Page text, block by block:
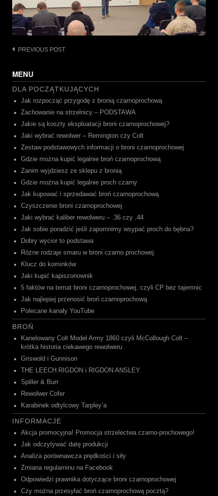
Post
PREVIOUS POST
MENU
DLA POCZĄTKUJĄCYCH
Jak rozpocząć przygodę z bronią czarnoprochową
Zachowanie na strzelnicy – PODSTAWA
Jakie są koszty eksploatacji broni czarnoprochowej?
Jaki wybrać rewolwer – Remington czy Colt
Zestaw podstawowych informacji o broni czarnoprochowej
Gdzie można kupić legalnie broń czarnoprochową
Zanim wyjdziesz ze sklepu z bronią
Gdzie można kupić legalnie proch czarny
Jak kupować i sprzedawać broń czarnoprochową
Czyszczenie broni czarnoprochowej
Jaki wybrać kaliber rewolweru – .36 czy .44
Jak sobie poradzić jeśli zapomnimy wsypać proch do bębna?
Dobry wycior to podstawa
Różne rodzaje smaru w broni czarno prochowej.
Klucz do kominków
Jaki kupić kapiszonownik
5 faktów na temat broni czarnoprochowej, czyli CP bez tajemnic
Jak najlepiej przenosić broń czarnoprochową
Polecane kanały YouTube
BROŃ
Kanelowany Colt Model Army 1860 czyli McCollough Colt –
krótka historia ciekawego rewolweru
Griswold i Gunnison
THE LEECH RIGDON i RIGDON ANSLEY
Spiller & Burr
Rewolwer Cofer
Karabinek odtylcowy Tarpley’a
INFORMACJE
Akcja promocyjna! Promocja strzelectwa czarno-prochowego!
Jak odczytywać datę produkcji
Analiza porównawcza prędkości i siły
Zmiana regulaminu na Facebook
Odpowiedzi prawnika dotyczące broni czarnoprochowej
Czy można przesyłać broń czarnoprochową pocztą?